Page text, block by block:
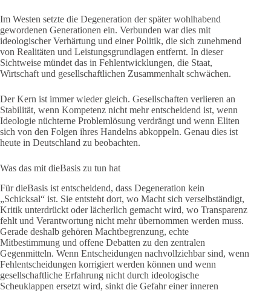
Im Westen setzte die Degeneration der später wohlhabend
gewordenen Generationen ein. Verbunden war dies mit
ideologischer Verhärtung und einer Politik, die sich zunehmend
von Realitäten und Leistungsgrundlagen entfernt. In dieser
Sichtweise mündet das in Fehlentwicklungen, die Staat,
Wirtschaft und gesellschaftlichen Zusammenhalt schwächen.
Der Kern ist immer wieder gleich. Gesellschaften verlieren an
Stabilität, wenn Kompetenz nicht mehr entscheidend ist, wenn
Ideologie nüchterne Problemlösung verdrängt und wenn Eliten
sich von den Folgen ihres Handelns abkoppeln. Genau dies ist
heute in Deutschland zu beobachten.
Was das mit dieBasis zu tun hat
Für dieBasis ist entscheidend, dass Degeneration kein
„Schicksal“ ist. Sie entsteht dort, wo Macht sich verselbständigt,
Kritik unterdrückt oder lächerlich gemacht wird, wo Transparenz
fehlt und Verantwortung nicht mehr übernommen werden muss.
Gerade deshalb gehören Machtbegrenzung, echte
Mitbestimmung und offene Debatten zu den zentralen
Gegenmitteln. Wenn Entscheidungen nachvollziehbar sind, wenn
Fehlentscheidungen korrigiert werden können und wenn
gesellschaftliche Erfahrung nicht durch ideologische
Scheuklappen ersetzt wird, sinkt die Gefahr einer inneren